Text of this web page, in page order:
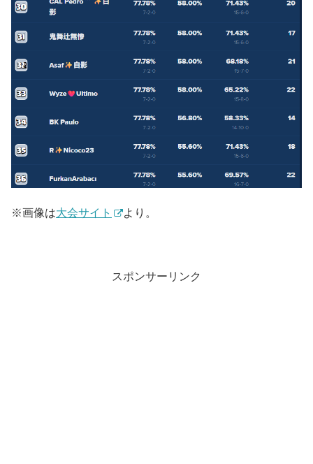
※画像は大会サイト より。
スポンサーリンク